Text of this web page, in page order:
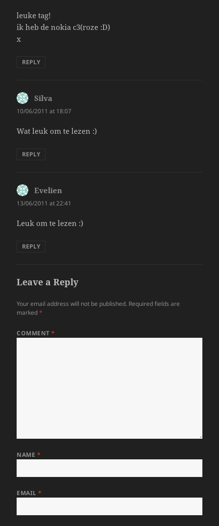
leuke tag!
ik heb de nokia c3(roze :D)
x
REPLY
Silva
10/06/2011 at 18:07
Wat leuk om te lezen :)
REPLY
Evelien
13/06/2011 at 22:41
Leuk om te lezen :)
REPLY
Leave a Reply
Your email address will not be published. Required fields are
marked*
COMMENT*
NAME *
EMAIL*